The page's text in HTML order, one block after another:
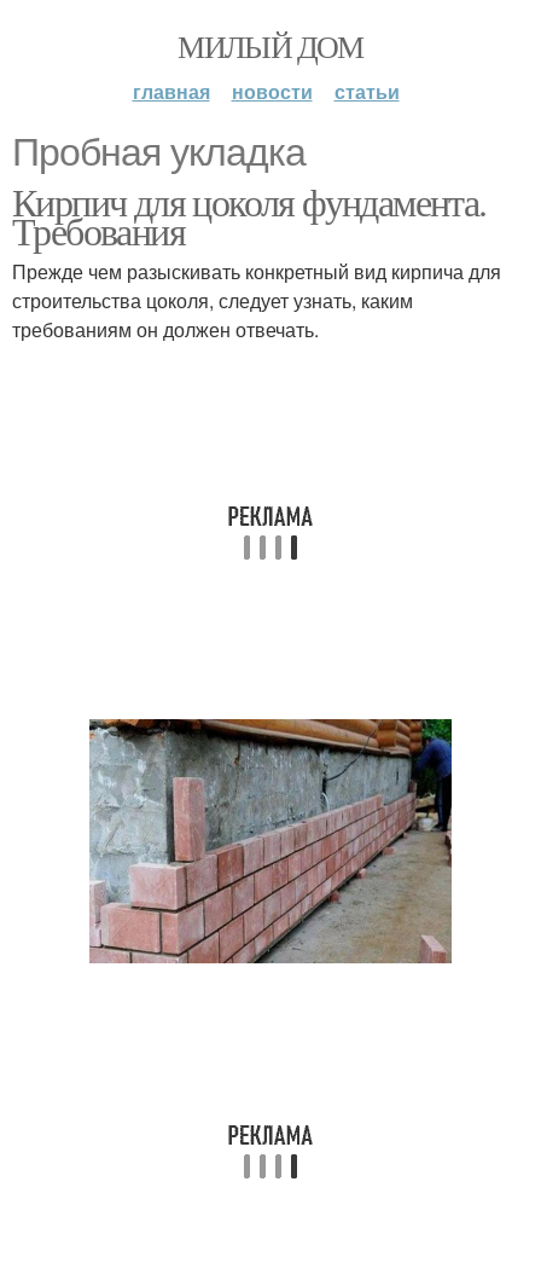
МИЛЫЙ ДОМ
главная новости статьи
Пробная укладка
Кирпич для цоколя фундамента.
Требования
Прежде чем разыскивать конкретный вид кирпича для
строительства цоколя, следует узнать, каким
требованиям он должен отвечать.